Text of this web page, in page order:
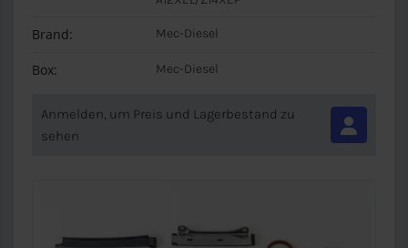
Brand: Mec-Diesel
Box: Mec-Diesel
Anmelden, um Preis und Lagerbestand zu
sehen